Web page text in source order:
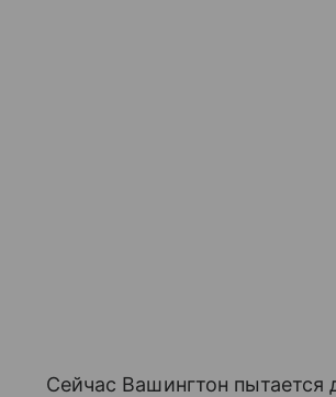
Сейчас Вашингтон пытается